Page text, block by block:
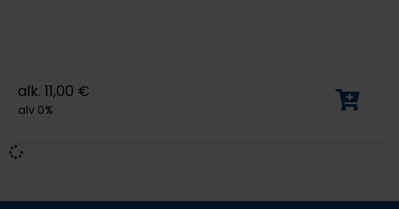
alk. 11,00 €
alv 0%